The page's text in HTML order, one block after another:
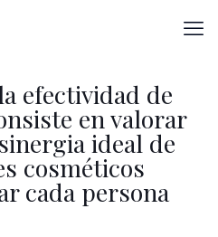
efectividad de
en valorar
ideal de
cosméticos
cada persona